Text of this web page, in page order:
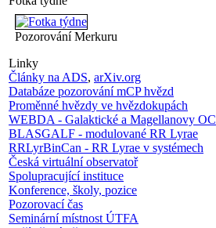
Pozorování Merkuru
Linky
Články na ADS, arXiv.org
Databáze pozorování mCP hvězd
Proměnné hvězdy ve hvězdokupách
WEBDA - Galaktické a Magellanovy OC
BLASGALF - modulované RR Lyrae
RRLyrBinCan - RR Lyrae v systémech
Česká virtuální observatoř
Spolupracující instituce
Konference, školy, pozice
Pozorovací čas
Seminární místnost ÚTFA